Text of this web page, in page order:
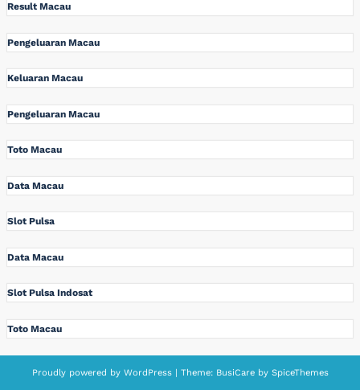
Result Macau
Pengeluaran Macau
Keluaran Macau
Pengeluaran Macau
Toto Macau
Data Macau
Slot Pulsa
Data Macau
Slot Pulsa Indosat
Toto Macau
Proudly powered by WordPress| Theme: BusiCare bySpiceThemes